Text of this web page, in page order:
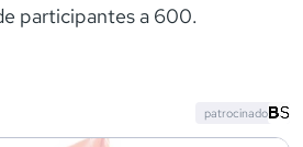
participantes a 600.
patrocinado